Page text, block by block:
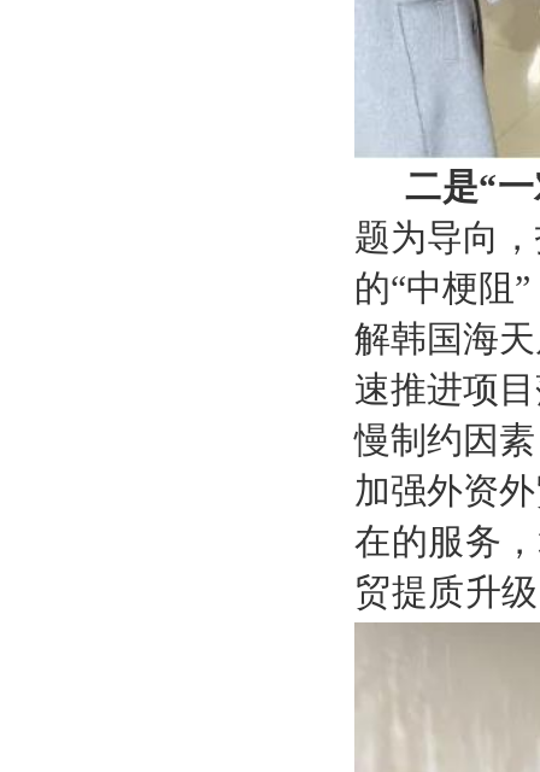
二是“
题为导向，
的“中梗阻”
解韩国海
速推进项
慢制约因
加强外资
在的服务
贸提质升